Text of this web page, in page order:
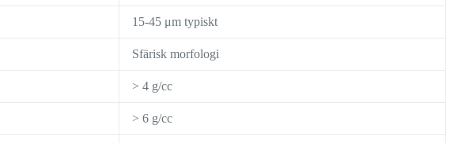
15-45 μm typiskt
Sfärisk morfologi
> 4 g/cc
> 6 g/cc